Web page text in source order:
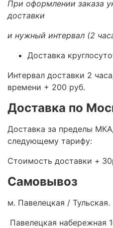
При оформлении заказа
доставки
и нужный интервал (2
Доставка
Интервал доставки 2
времени + 200 руб.
Доставка по
Доставка за пределы
следующему тарифу:
Стоимость доставки +
Самовывоз
м. Павелецкая / Тульская.
Павелецкая набережная